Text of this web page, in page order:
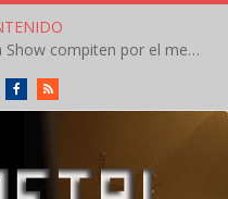
Crónica: In Flames y The Baboon Show compiten por el mejor concierto del día en el Leyendas del Rock – Viernes – Agosto 2026
FacebookRSS